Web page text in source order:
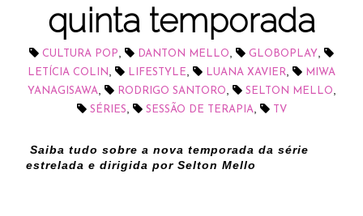
quinta temporada
CULTURA POP, DANTON MELLO, GLOBOPLAY,
LETÍCIA COLIN, LIFESTYLE, LUANA XAVIER,
MIWA
YANAGISAWA, RODRIGO SANTORO, SELTON MELLO,
SÉRIES, SESSÃO DE TERAPIA, TV
Saiba tudo sobre a nova temporada da série
estrelada e dirigida por Selton Mello